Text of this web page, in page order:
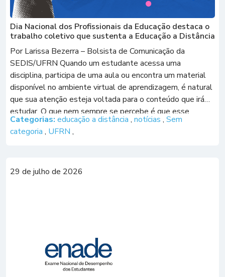
Dia Nacional dos Profissionais da Educação destaca o
trabalho coletivo que sustenta a Educação a Distância
Por Larissa Bezerra – Bolsista de Comunicação da
SEDIS/UFRN Quando um estudante acessa uma
disciplina, participa de uma aula ou encontra um material
disponível no ambiente virtual de aprendizagem, é natural
que sua atenção esteja voltada para o conteúdo que irá
estudar. O que nem sempre se percebe é que esse
momento representa apenas a […]
Categorias: educação a distância , notícias , Sem
categoria , UFRN ,
29 de julho de 2026